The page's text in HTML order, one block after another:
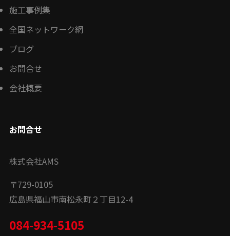
施工事例集
全国ネットワーク網
ブログ
お問合せ
会社概要
お問合せ
株式会社AMS
〒729-0105
広島県福山市南松永町２丁目12-4
084-934-5105